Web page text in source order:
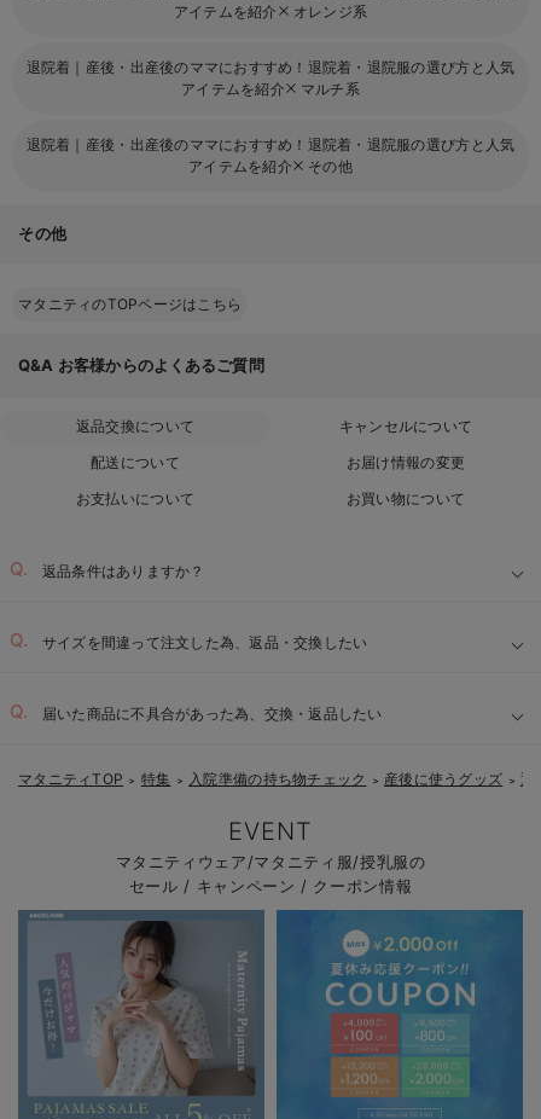
アイテムを紹介
オレンジ系
退院着｜産後・出産後のママにおすすめ！退院着・退院服の選び方と人気
アイテムを紹介
マルチ系
退院着｜産後・出産後のママにおすすめ！退院着・退院服の選び方と人気
アイテムを紹介
その他
その他
マタニティのTOPページはこちら
Q&A お客様からのよくあるご質問
返品交換について
キャンセルについて
配送について
お届け情報の変更
お支払いについて
お買い物について
返品条件はありますか？
サイズを間違って注文した為、返品・交換したい
届いた商品に不具合があった為、交換・返品したい
マタニティTOP ＞ 特集 ＞ 入院準備の持ち物チェック ＞ 産後に使うグッズ ＞ 退
EVENT
マタニティウェア/マタニティ服/授乳服の
セール / キャンペーン / クーポン情報